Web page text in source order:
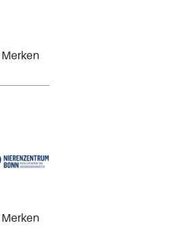
Merken
Merken